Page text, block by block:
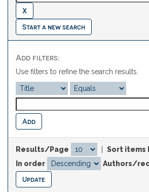
Start a new search
Add filters:
Use filters to refine the search results.
Results/Page
Sort items
In order
Authors/